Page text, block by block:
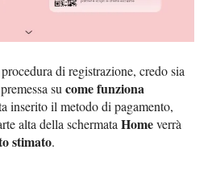
di registrazione, credo sia
sucome funziona
inserito il metodo di pagamento,
alta della schermataHomeverrà
stimato.